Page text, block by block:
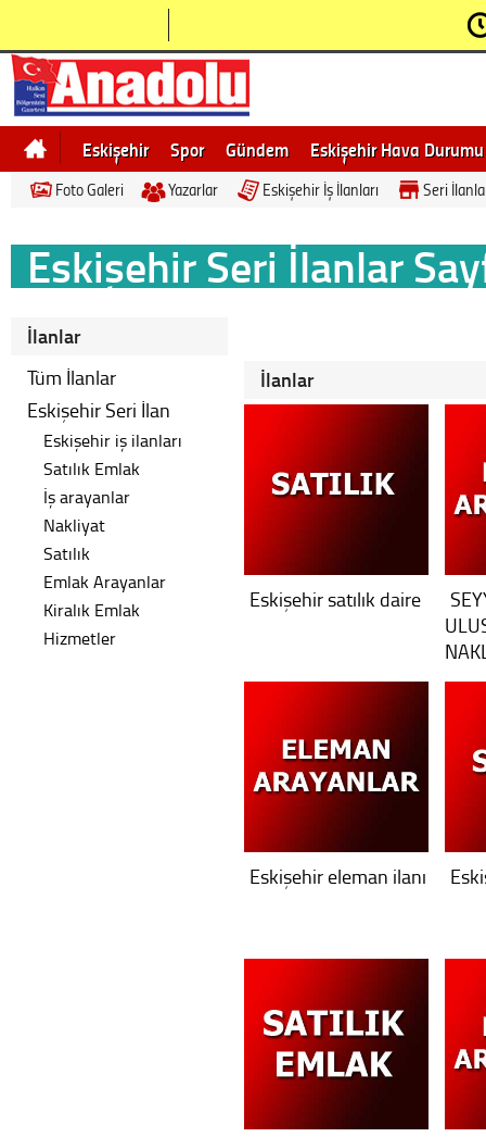
Eskişehir Spor Gündem
Eskişehir Hava Durumu
Bilecik
Ne demek Eskişehir Gezi Rehberi
Foto Galeri Yazarlar Eskişehir İş İlanları Seri
Eskişehir Seri İlanlar
İlanlar
Tüm İlanlar
Eskişehir Seri İlan
Eskişehir iş ilanları
Satılık Emlak
İş arayanlar
Nakliyat
Satılık
Emlak Arayanlar
Kiralık Emlak
Hizmetler
İlanlar
Eskişehir satılık daire
Eskişehir eleman ilanı